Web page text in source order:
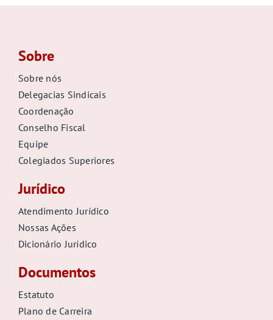
Sobre
Sobre nós
Delegacias Sindicais
Coordenação
Conselho Fiscal
Equipe
Colegiados Superiores
Jurídico
Atendimento Jurídico
Nossas Ações
Dicionário Jurídico
Documentos
Estatuto
Plano de Carreira